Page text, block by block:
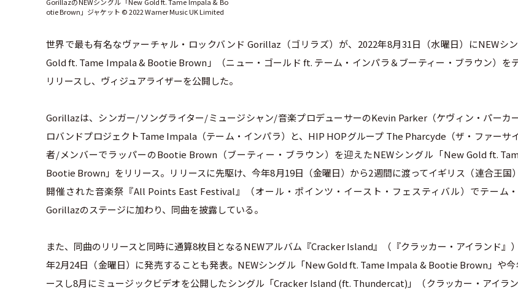
otie Brown」ジャケット ©︎ 2022 Warner Music UK Limited
世界で最も有名なヴァーチャル・ロックバンド Gorillaz（ゴリラズ）が、2022年8月31日（水曜日）にNEWシ
Gold ft. Tame Impala & Bootie Brown」（ニュー・ゴールド ft. テーム・インパラ＆ブーティー・ブラウン）を
リリースし、ヴィジュアライザーを公開した。
Gorillazは、シンガー/ソングライター/ミュージシャン/音楽プロデューサーのKevin Parker（ケヴィン・パーカ
ロバンドプロジェクトTame Impala（テーム・インパラ）と、HIP HOPグループ The Pharcyde（ザ・ファーサ
者/メンバーでラッパーのBootie Brown（ブーティー・ブラウン）を迎えたNEWシングル「New Gold ft.
Bootie Brown」をリリース。リリースに先駆け、今年8月19日（金曜日）から2週間に渡ってイギリス（連合王国
開催された音楽祭『All Points East Festival』（オール・ポインツ・イースト・フェスティバル）でテーム
Gorillazのステージに加わり、同曲を披露している。
また、同曲のリリースと同時に通算8枚目となるNEWアルバム『Cracker Island』（『クラッカー・アイランド』
年2月24日（金曜日）に発売することも発表。NEWシングル「New Gold ft. Tame Impala & Bootie Brown」や今
ースし8月にミュージックビデオを公開したシングル「Cracker Island (ft. Thundercat)」（クラッカー・アイラ